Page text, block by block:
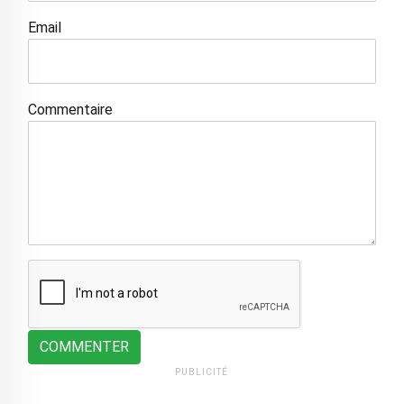
Email
Commentaire
COMMENTER
PUBLICITÉ